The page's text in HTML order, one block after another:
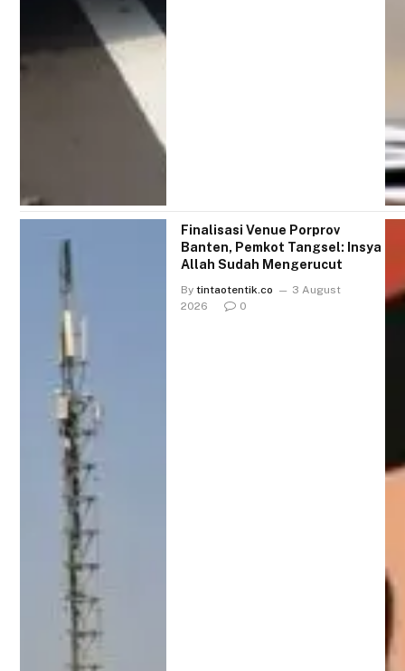
Finalisasi Venue Porprov
Banten, Pemkot Tangsel: Insya
Allah Sudah Mengerucut
By tintaotentik.co
3 August
2026
0